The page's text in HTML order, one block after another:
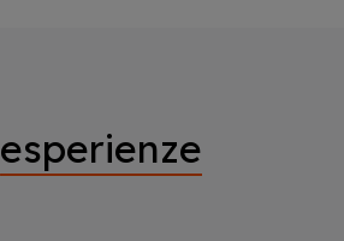
esperienze